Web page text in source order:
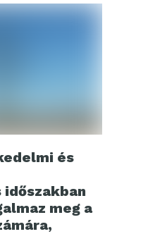
és
időszakban
meg a